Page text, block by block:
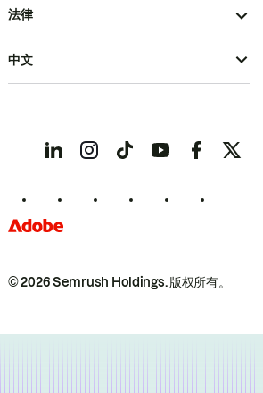
© 2026 Semrush Holdings.版权所有。
法律
中文